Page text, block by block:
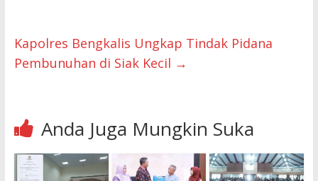
Kapolres Bengkalis Ungkap Tindak Pidana
Pembunuhan di Siak Kecil →
Anda Juga Mungkin Suka